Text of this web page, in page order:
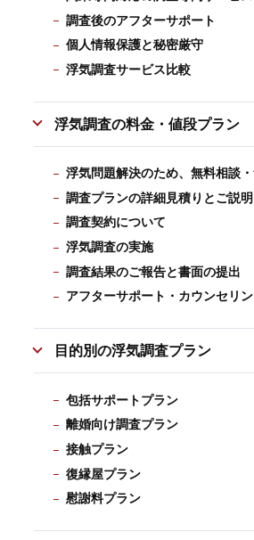
調査後のアフターサポート
個人情報保護と秘密厳守
浮気調査サービス比較
浮気調査の料金・値段プラン
浮気問題解決のため、無料相談
調査プランの詳細見積りとご説明
調査契約について
浮気調査の実施
調査結果のご報告と書面の提出
アフターサポート・カウンセリ
目的別の浮気調査プラン
包括サポートプラン
離婚向け調査プラン
接触プラン
復縁屋プラン
慰謝料プラン